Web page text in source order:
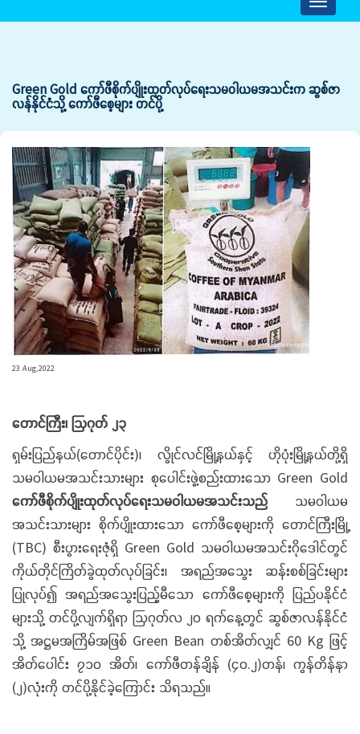
Toggle
Green Gold ကော်ဖီစိုက်ပျိုးထုတ်လုပ်ရေးသမဝါယမအသင်းက ဆွစ်ဇာ
လန်နိုင်ငံသို့ ကော်ဖီစေ့များ တင်ပို့
23 Aug,2022
တောင်ကြီး၊ ဩဂုတ် ၂၃
ရှမ်းပြည်နယ်(တောင်ပိုင်း)၊ လွိုင်လင်မြို့နယ်နှင့် ဟိုပုံးမြို့နယ်တို့ရှိ
သမဝါယမအသင်းသားများ စုပေါင်းဖွဲ့စည်းထားသော Green Gold
ကော်ဖီစိုက်ပျိုးထုတ်လုပ်ရေးသမဝါယမအသင်းသည် သမဝါယမ
အသင်းသားများ စိုက်ပျိုးထားသော ကော်ဖီစေ့များကို တောင်ကြီးမြို့
(TBC) စီးပွားရေးဇုံရှိ Green Gold သမဝါယမအသင်းဂိုဒေါင်တွင်
ကိုယ်တိုင်ကြိတ်ခွဲထုတ်လုပ်ခြင်း၊ အရည်အသွေး ဆန်းစစ်ခြင်းများ
ပြုလုပ်၍ အရည်အသွေးပြည့်မီသော ကော်ဖီစေ့များကို ပြည်ပနိုင်ငံ
များသို့ တင်ပို့လျက်ရှိရာ ဩဂုတ်လ ၂၀ ရက်နေ့တွင် ဆွစ်ဇာလန်နိုင်ငံ
သို့ အဋ္ဌမအကြိမ်အဖြစ် Green Bean တစ်အိတ်လျှင် 60 Kg ဖြင့်
အိတ်ပေါင်း ၇၁၀ အိတ်၊ ကော်ဖီတန်ချိန် (၄၀.၂)တန်၊ ကွန်တိန်နာ
(၂)လုံးကို တင်ပို့နိုင်ခဲ့ကြောင်း သိရသည်။